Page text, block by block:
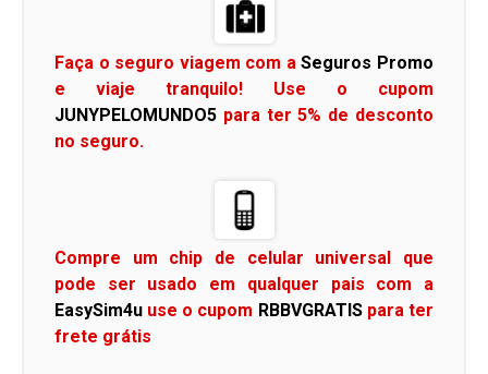
Faça o seguro viagem com aSeguros Promo
e viaje tranquilo! Use o cupom
JUNYPELOMUNDO5 para ter 5% de desconto
no seguro.
Compre um chip de celular universal que
pode ser usado em qualquer pais com a
EasySim4u use o cupom RBBVGRATIS para ter
frete grátis